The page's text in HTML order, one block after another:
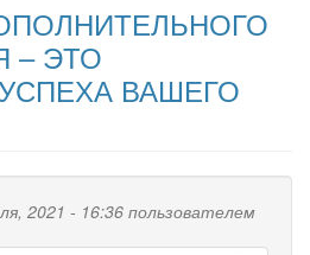
– ЭТО
ВАШЕГО
2021 - 16:36 пользователем